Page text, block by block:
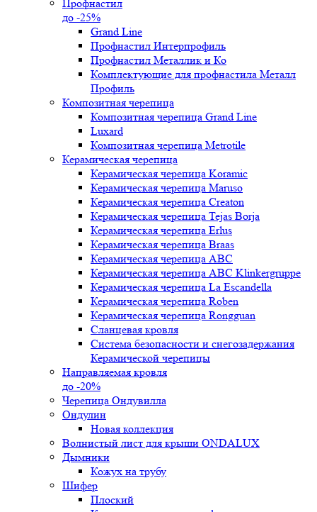
Профнастил
до -25%
Grand Line
Профнастил Интерпрофиль
Профнастил Металлик и Ко
Комплектующие для профнастила Металл
Профиль
Композитная черепица
Композитная черепица Grand Line
Luxard
Композитная черепица Metrotile
Керамическая черепица
Керамическая черепица Koramic
Керамическая черепица Maruso
Керамическая черепица Creaton
Керамическая черепица Tejas Borja
Керамическая черепица Erlus
Керамическая черепица Braas
Керамическая черепица ABC
Керамическая черепица ABC Klinkergruppe
Керамическая черепица La Escandella
Керамическая черепица Roben
Керамическая черепица Rongguan
Сланцевая кровля
Система безопасности и снегозадержания
Керамической черепицы
Направляемая кровля
до -20%
Черепица Ондувилла
Ондулин
Новая коллекция
Волнистый лист для крыши ONDALUX
Дымники
Кожух на трубу
Шифер
Плоский